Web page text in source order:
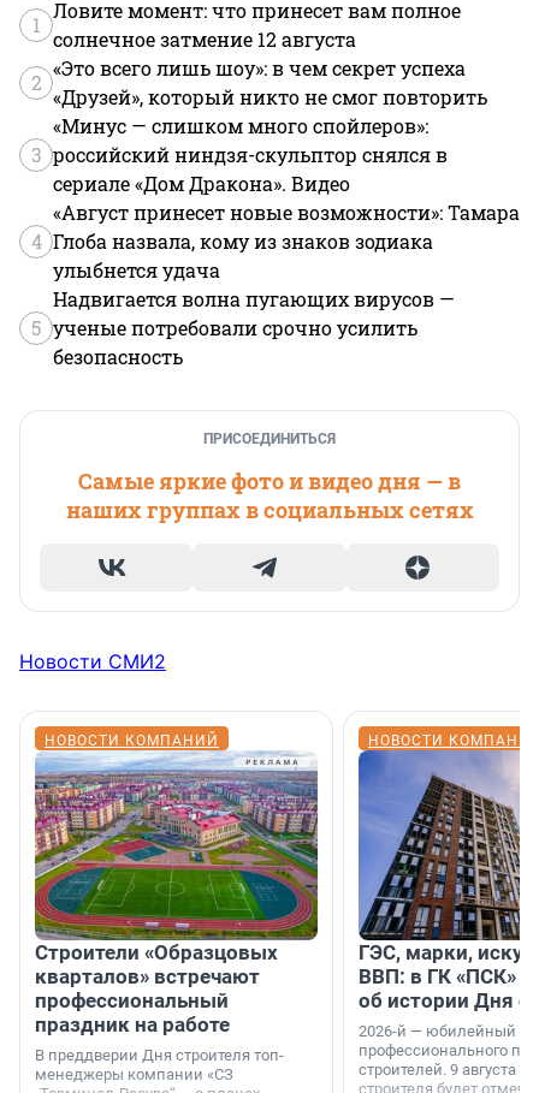
1
Ловите момент: что принесет вам полное
солнечное затмение 12 августа
2
«Это всего лишь шоу»: в чем секрет успеха
«Друзей», который никто не смог повторить
3
«Минус — слишком много спойлеров»:
российский ниндзя-скульптор снялся в
сериале «Дом Дракона». Видео
4
«Август принесет новые возможности»: Тамара
Глоба назвала, кому из знаков зодиака
улыбнется удача
5
Надвигается волна пугающих вирусов —
ученые потребовали срочно усилить
безопасность
ПРИСОЕДИНИТЬСЯ
Самые яркие фото и видео дня — в
наших группах в социальных сетях
Новости СМИ2
НОВОСТИ КОМПАНИЙ
Строители «Образцовых
кварталов» встречают
профессиональный
праздник на работе
В преддверии Дня строителя топ-
менеджеры компании «СЗ
НОВОСТИ
ГЭС, марки,
ВВП: в ГК «ПСК»
об истории Дня
2026-й — юбилейный
профессионального
строителей. 9 августа
строителя будет